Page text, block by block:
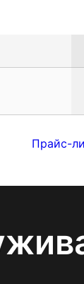
Прайс-